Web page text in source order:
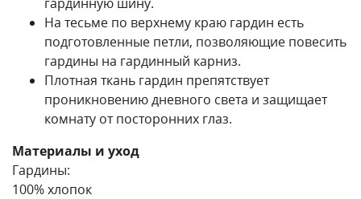
На тесьме по верхнему краю гардин есть
подготовленные петли, позволяющие повесить
гардины на гардинный карниз.
Плотная ткань гардин препятствует
проникновению дневного света и защищает
комнату от посторонних глаз.
Материалы и уход
Гардины:
100% хлопок